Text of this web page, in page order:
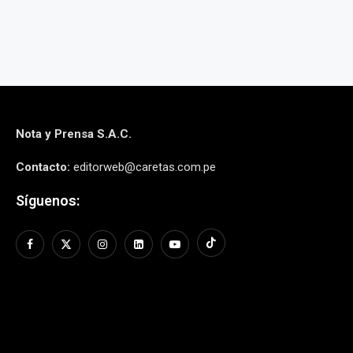
Nota y Prensa S.A.C.
Contacto: editorweb@caretas.com.pe
Síguenos: